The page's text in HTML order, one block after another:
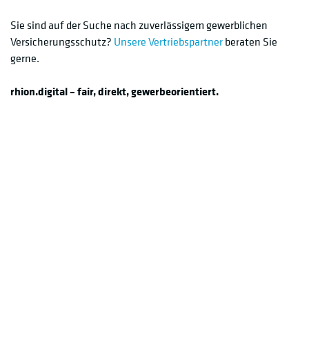
Sie sind auf der Suche nach zuverlässigem gewerblichen
Versicherungsschutz? Unsere Vertriebspartnerberaten Sie
gerne.
rhion.digital – fair, direkt, gewerbeorientiert.